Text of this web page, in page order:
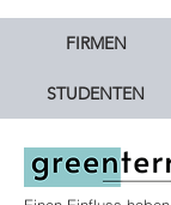
FIRMEN
STUDENTEN